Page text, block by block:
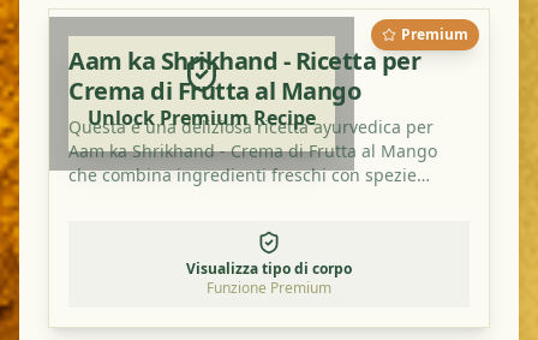
Premium
Unlock Premium Recipe
Aam ka Shrikhand - Ricetta per
Crema di Frutta al Mango
Questa è una deliziosa ricetta ayurvedica per
Aam ka Shrikhand - Crema di Frutta al Mango
che combina ingredienti freschi con spezie
Visualizza tipo di corpo
Funzione Premium